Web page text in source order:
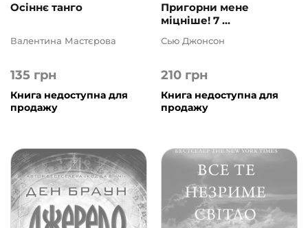
Осіннє танго
135 грн
Валентина Мастєрова
Книга недоступна для
продажу
Пригорни мене
міцніше! 7 ...
210 грн
Сью Джонсон
Книга недоступна для
продажу